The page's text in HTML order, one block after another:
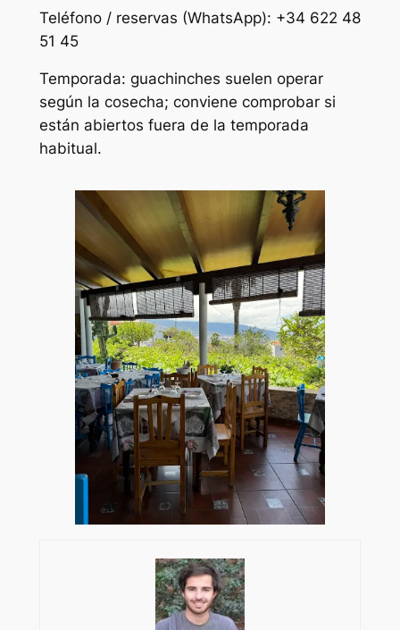
Teléfono / reservas (WhatsApp): +34 622 48
51 45
Temporada: guachinches suelen operar
según la cosecha; conviene comprobar si
están abiertos fuera de la temporada
habitual.